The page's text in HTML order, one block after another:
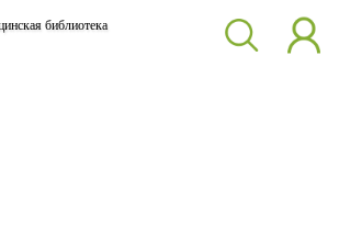
библиотека